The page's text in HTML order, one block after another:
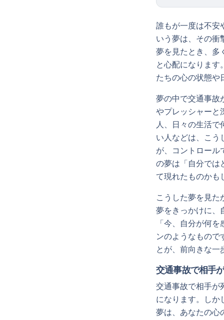
誰もが一度は不安
いう夢は、その衝
夢を見たとき、多
と心配になります
たちの心の状態や
夢の中で交通事故
やプレッシャーと
人、日々の生活で
い人などは、こう
が、コントロール
の夢は「自分では
て現れたものかも
こうした夢を見た
夢をきっかけに、
「今、自分が何
ンのようなもので
とが、前向きな一
交通事故で相手
交通事故で相手が
になります。しか
夢は、あなたの心